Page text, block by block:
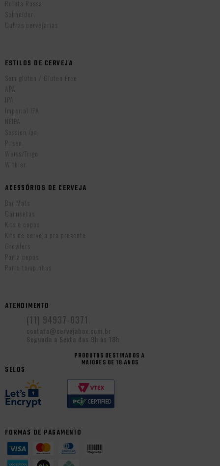
Roleta Russa
Schneider
Outras cervejarias
ESTILOS DE CERVEJA
Sem glúten / Gluten Free
APA
IPA
Imperial IPA
NEIPA
Session Ipa
Pilsen
Weiss/Trigo
Witbier
ACESSÓRIOS DE CERVEJA
Bar Mats
Camisetas
Kits e copos
Kits de cerveja pra presente
Growlers
Porta copos
Porta tampinhas
ATENDIMENTO
(11) 94937-0371
contato@cervejabox.com.br
Segunda a Sexta das 9h às 18h
PRODUTOS DESTINADOS A
MAIORES DE 18 ANOS
SELOS
FORMAS DE PAGAMENTO